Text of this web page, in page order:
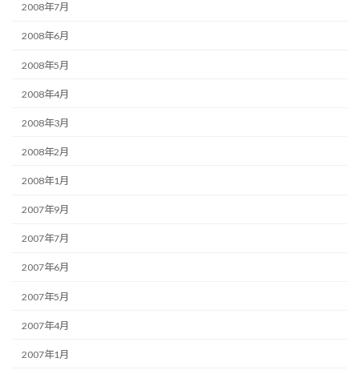
2008年7月
2008年6月
2008年5月
2008年4月
2008年3月
2008年2月
2008年1月
2007年9月
2007年7月
2007年6月
2007年5月
2007年4月
2007年1月